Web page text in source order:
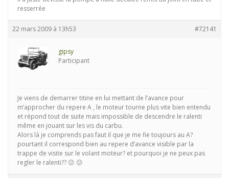
resserrée
22 mars 2009 à 13h53 #72141
gipsy
Participant
Je viens de demarrer titine en lui mettant de l’avance pour
m’approcher du repere A , le moteur tourne plus vite bien entendu
et répond tout de suite mais impossible de descendre le ralenti
même en jouant sur les vis du carbu.
Alors là je comprends pas faut il que je me fie toujours au A?
pourtant il correspond bien au repere d’avance visible par la
trappe de visite sur le volant moteur? et pourquoi je ne peux pas
regler le ralenti?? 😕 😕